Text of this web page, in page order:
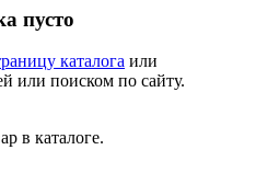
пусто
каталога или
или поиском по сайту.
в каталоге.